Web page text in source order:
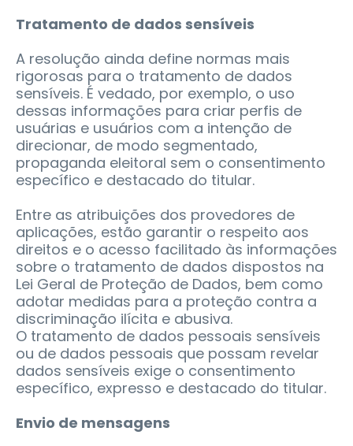
Tratamento de dados sensíveis
A resolução ainda define normas mais
rigorosas para o tratamento de dados
sensíveis. É vedado, por exemplo, o uso
dessas informações para criar perfis de
usuárias e usuários com a intenção de
direcionar, de modo segmentado,
propaganda eleitoral sem o consentimento
específico e destacado do titular.
Entre as atribuições dos provedores de
aplicações, estão garantir o respeito aos
direitos e o acesso facilitado às informações
sobre o tratamento de dados dispostos na
Lei Geral de Proteção de Dados, bem como
adotar medidas para a proteção contra a
discriminação ilícita e abusiva.
O tratamento de dados pessoais sensíveis
ou de dados pessoais que possam revelar
dados sensíveis exige o consentimento
específico, expresso e destacado do titular.
Envio de mensagens